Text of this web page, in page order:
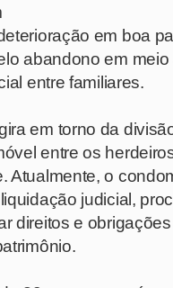
em boa
abandono em
entre familiares.
em torno da
entre os
Atualmente, o
judicial,
direitos e